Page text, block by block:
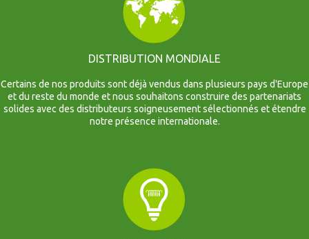
DISTRIBUTION MONDIALE
Certains de nos produits sont déjà vendus dans plusieurs pays d'Europe
et du reste du monde et nous souhaitons construire des partenariats
solides avec des distributeurs soigneusement sélectionnés et étendre
notre présence internationale.